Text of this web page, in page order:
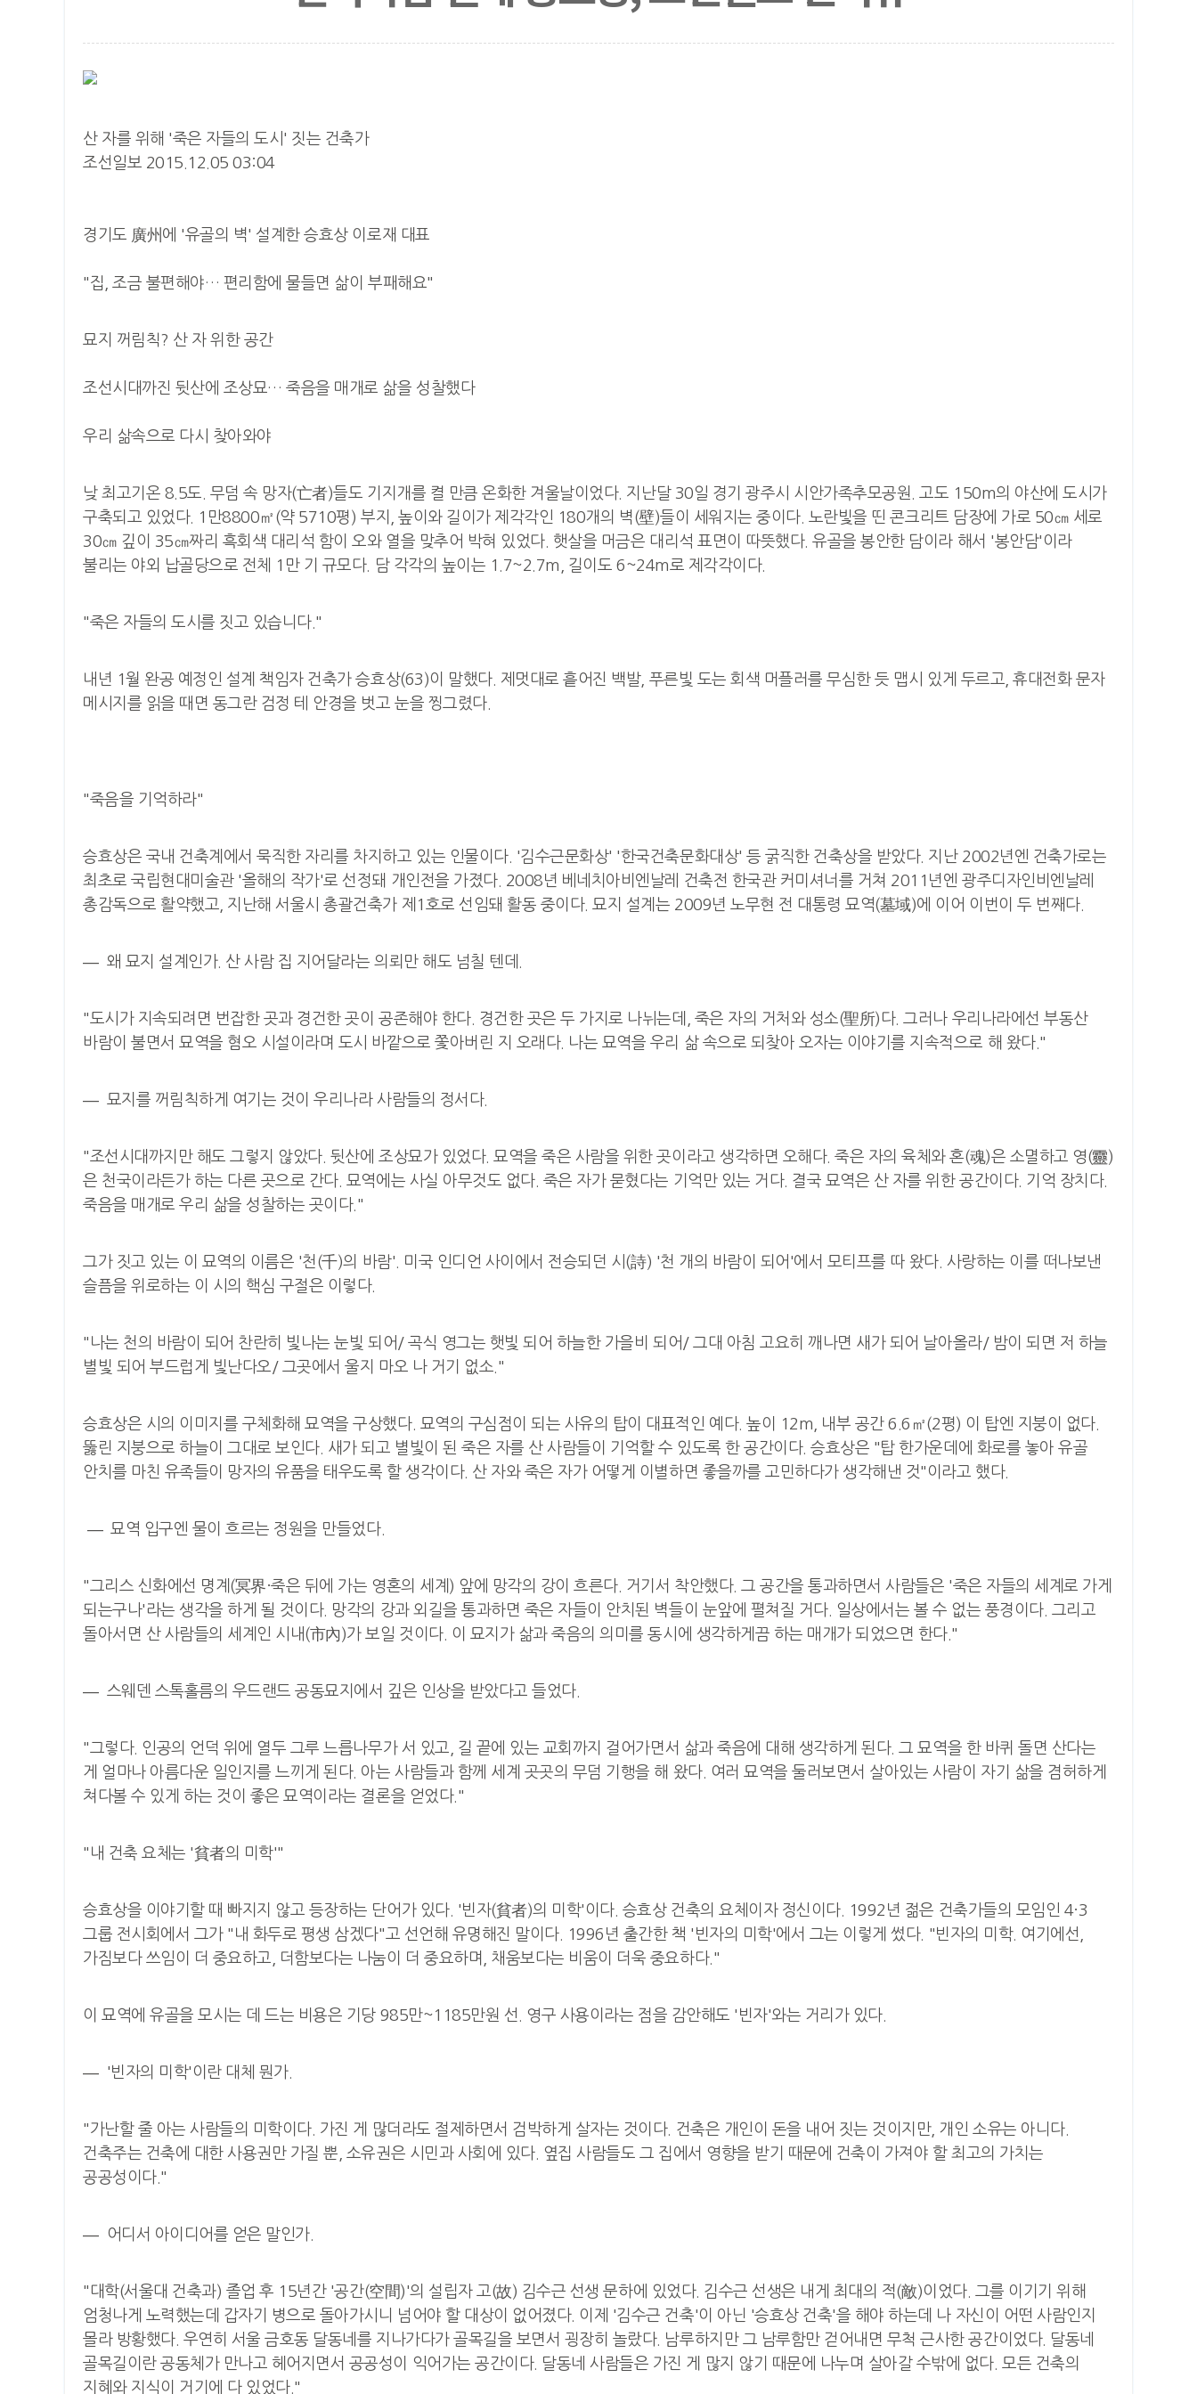
산 자를 위해 '죽은 자들의 도시' 짓는 건축가
조선일보 2015.12.05 03:04
경기도 廣州에 '유골의 벽' 설계한 승효상 이로재 대표
"집, 조금 불편해야… 편리함에 물들면 삶이 부패해요"
묘지 꺼림칙? 산 자 위한 공간
조선시대까진 뒷산에 조상묘… 죽음을 매개로 삶을 성찰했다
우리 삶속으로 다시 찾아와야
낮 최고기온 8.5도. 무덤 속 망자(亡者)들도 기지개를 켤 만큼 온화한 겨울날이었다. 지난달 30일 경기 광주시 시안가족추모공원. 고도 150m의 야산에 도시가
구축되고 있었다. 1만8800㎡(약 5710평) 부지, 높이와 길이가 제각각인 180개의 벽(壁)들이 세워지는 중이다. 노란빛을 띤 콘크리트 담장에 가로 50㎝ 세로
30㎝ 깊이 35㎝짜리 흑회색 대리석 함이 오와 열을 맞추어 박혀 있었다. 햇살을 머금은 대리석 표면이 따뜻했다. 유골을 봉안한 담이라 해서 '봉안담'이라
불리는 야외 납골당으로 전체 1만 기 규모다. 담 각각의 높이는 1.7~2.7m, 길이도 6~24m로 제각각이다.
"죽은 자들의 도시를 짓고 있습니다."
내년 1월 완공 예정인 설계 책임자 건축가 승효상(63)이 말했다. 제멋대로 흩어진 백발, 푸른빛 도는 회색 머플러를 무심한 듯 맵시 있게 두르고, 휴대전화 문자
메시지를 읽을 때면 동그란 검정 테 안경을 벗고 눈을 찡그렸다.
"죽음을 기억하라"
승효상은 국내 건축계에서 묵직한 자리를 차지하고 있는 인물이다. '김수근문화상' '한국건축문화대상' 등 굵직한 건축상을 받았다. 지난 2002년엔 건축가로는
최초로 국립현대미술관 '올해의 작가'로 선정돼 개인전을 가졌다. 2008년 베네치아비엔날레 건축전 한국관 커미셔너를 거쳐 2011년엔 광주디자인비엔날레
총감독으로 활약했고, 지난해 서울시 총괄건축가 제1호로 선임돼 활동 중이다. 묘지 설계는 2009년 노무현 전 대통령 묘역(墓域)에 이어 이번이 두 번째다.
― 왜 묘지 설계인가. 산 사람 집 지어달라는 의뢰만 해도 넘칠 텐데.
"도시가 지속되려면 번잡한 곳과 경건한 곳이 공존해야 한다. 경건한 곳은 두 가지로 나뉘는데, 죽은 자의 거처와 성소(聖所)다. 그러나 우리나라에선 부동산
바람이 불면서 묘역을 혐오 시설이라며 도시 바깥으로 쫓아버린 지 오래다. 나는 묘역을 우리 삶 속으로 되찾아 오자는 이야기를 지속적으로 해 왔다."
― 묘지를 꺼림칙하게 여기는 것이 우리나라 사람들의 정서다.
"조선시대까지만 해도 그렇지 않았다. 뒷산에 조상묘가 있었다. 묘역을 죽은 사람을 위한 곳이라고 생각하면 오해다. 죽은 자의 육체와 혼(魂)은 소멸하고 영(靈)
은 천국이라든가 하는 다른 곳으로 간다. 묘역에는 사실 아무것도 없다. 죽은 자가 묻혔다는 기억만 있는 거다. 결국 묘역은 산 자를 위한 공간이다. 기억 장치다.
죽음을 매개로 우리 삶을 성찰하는 곳이다."
그가 짓고 있는 이 묘역의 이름은 '천(千)의 바람'. 미국 인디언 사이에서 전승되던 시(詩) '천 개의 바람이 되어'에서 모티프를 따 왔다. 사랑하는 이를 떠나보낸
슬픔을 위로하는 이 시의 핵심 구절은 이렇다.
"나는 천의 바람이 되어 찬란히 빛나는 눈빛 되어/ 곡식 영그는 햇빛 되어 하늘한 가을비 되어/ 그대 아침 고요히 깨나면 새가 되어 날아올라/ 밤이 되면 저 하늘
별빛 되어 부드럽게 빛난다오/ 그곳에서 울지 마오 나 거기 없소."
승효상은 시의 이미지를 구체화해 묘역을 구상했다. 묘역의 구심점이 되는 사유의 탑이 대표적인 예다. 높이 12m, 내부 공간 6.6㎡(2평) 이 탑엔 지붕이 없다.
뚫린 지붕으로 하늘이 그대로 보인다. 새가 되고 별빛이 된 죽은 자를 산 사람들이 기억할 수 있도록 한 공간이다. 승효상은 "탑 한가운데에 화로를 놓아 유골
안치를 마친 유족들이 망자의 유품을 태우도록 할 생각이다. 산 자와 죽은 자가 어떻게 이별하면 좋을까를 고민하다가 생각해낸 것"이라고 했다.
― 묘역 입구엔 물이 흐르는 정원을 만들었다.
"그리스 신화에선 명계(冥界·죽은 뒤에 가는 영혼의 세계) 앞에 망각의 강이 흐른다. 거기서 착안했다. 그 공간을 통과하면서 사람들은 '죽은 자들의 세계로 가게
되는구나'라는 생각을 하게 될 것이다. 망각의 강과 외길을 통과하면 죽은 자들이 안치된 벽들이 눈앞에 펼쳐질 거다. 일상에서는 볼 수 없는 풍경이다. 그리고
돌아서면 산 사람들의 세계인 시내(市內)가 보일 것이다. 이 묘지가 삶과 죽음의 의미를 동시에 생각하게끔 하는 매개가 되었으면 한다."
― 스웨덴 스톡홀름의 우드랜드 공동묘지에서 깊은 인상을 받았다고 들었다.
"그렇다. 인공의 언덕 위에 열두 그루 느릅나무가 서 있고, 길 끝에 있는 교회까지 걸어가면서 삶과 죽음에 대해 생각하게 된다. 그 묘역을 한 바퀴 돌면 산다는
게 얼마나 아름다운 일인지를 느끼게 된다. 아는 사람들과 함께 세계 곳곳의 무덤 기행을 해 왔다. 여러 묘역을 둘러보면서 살아있는 사람이 자기 삶을 겸허하게
쳐다볼 수 있게 하는 것이 좋은 묘역이라는 결론을 얻었다."
"내 건축 요체는 '貧者의 미학'"
승효상을 이야기할 때 빠지지 않고 등장하는 단어가 있다. '빈자(貧者)의 미학'이다. 승효상 건축의 요체이자 정신이다. 1992년 젊은 건축가들의 모임인 4·3
그룹 전시회에서 그가 "내 화두로 평생 삼겠다"고 선언해 유명해진 말이다. 1996년 출간한 책 '빈자의 미학'에서 그는 이렇게 썼다. "빈자의 미학. 여기에선,
가짐보다 쓰임이 더 중요하고, 더함보다는 나눔이 더 중요하며, 채움보다는 비움이 더욱 중요하다."
이 묘역에 유골을 모시는 데 드는 비용은 기당 985만~1185만원 선. 영구 사용이라는 점을 감안해도 '빈자'와는 거리가 있다.
― '빈자의 미학'이란 대체 뭔가.
"가난할 줄 아는 사람들의 미학이다. 가진 게 많더라도 절제하면서 검박하게 살자는 것이다. 건축은 개인이 돈을 내어 짓는 것이지만, 개인 소유는 아니다.
건축주는 건축에 대한 사용권만 가질 뿐, 소유권은 시민과 사회에 있다. 옆집 사람들도 그 집에서 영향을 받기 때문에 건축이 가져야 할 최고의 가치는
공공성이다."
― 어디서 아이디어를 얻은 말인가.
"대학(서울대 건축과) 졸업 후 15년간 '공간(空間)'의 설립자 고(故) 김수근 선생 문하에 있었다. 김수근 선생은 내게 최대의 적(敵)이었다. 그를 이기기 위해
엄청나게 노력했는데 갑자기 병으로 돌아가시니 넘어야 할 대상이 없어졌다. 이제 '김수근 건축'이 아닌 '승효상 건축'을 해야 하는데 나 자신이 어떤 사람인지
몰라 방황했다. 우연히 서울 금호동 달동네를 지나가다가 골목길을 보면서 굉장히 놀랐다. 남루하지만 그 남루함만 걷어내면 무척 근사한 공간이었다. 달동네
골목길이란 공동체가 만나고 헤어지면서 공공성이 익어가는 공간이다. 달동네 사람들은 가진 게 많지 않기 때문에 나누며 살아갈 수밖에 없다. 모든 건축의
지혜와 지식이 거기에 다 있었다."